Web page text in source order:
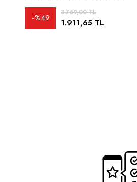
1.911,65 TL
3.759,00 TL
%49